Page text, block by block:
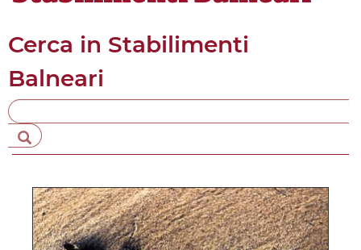
Cerca in Stabilimenti
Balneari